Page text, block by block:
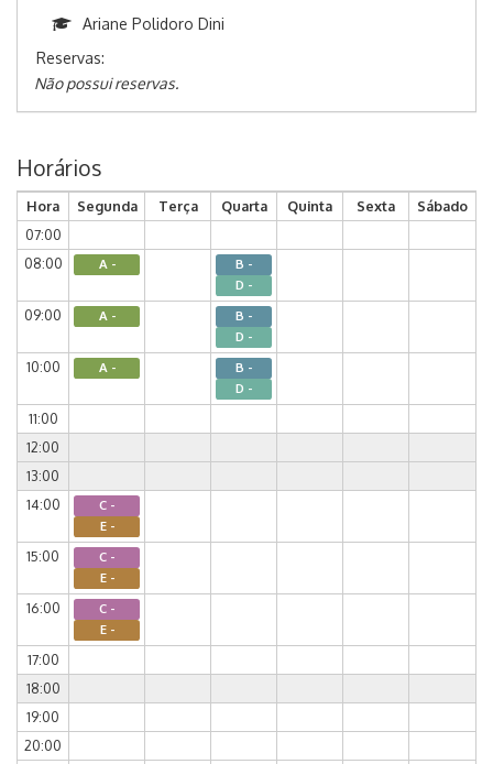
Ariane Polidoro Dini
Reservas:
Não possui reservas.
Horários
Hora Segunda Terça Quarta Quinta Sexta
Sábado
07:00
08:00
A -
B -
D -
09:00 A -
B -
D -
10:00 A -
B -
D -
11:00
12:00
13:00
14:00
C -
E -
15:00
C -
E -
16:00
C -
E -
17:00
18:00
19:00
20:00